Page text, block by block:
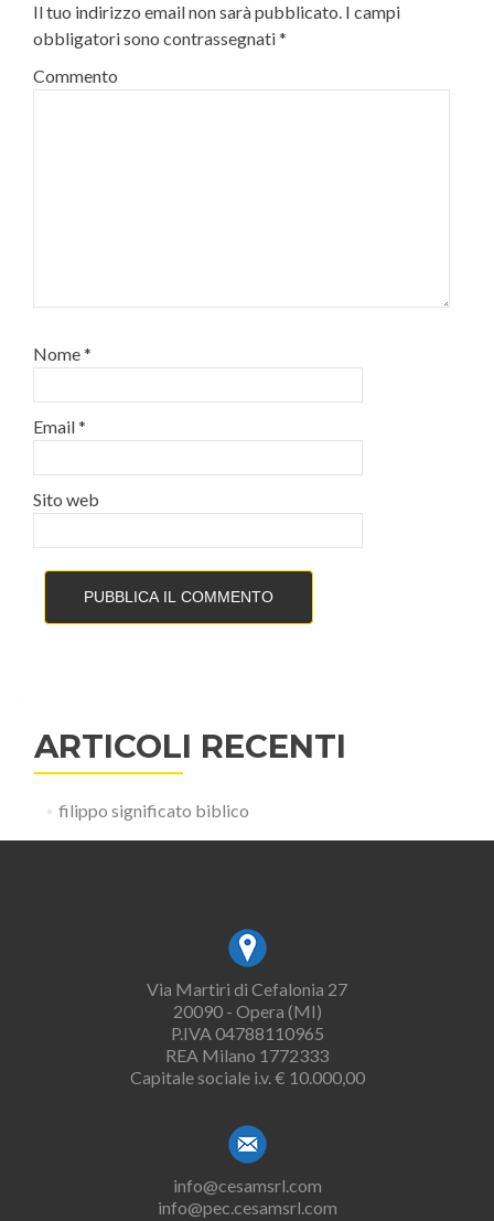
Il tuo indirizzo email non sarà pubblicato. I campi
obbligatori sono contrassegnati*
Commento
Nome*
Email*
Sito web
ARTICOLI RECENTI
filippo significato biblico
Via Martiri di Cefalonia 27
20090 - Opera (MI)
P.IVA 04788110965
REA Milano 1772333
Capitale sociale i.v. € 10.000,00
info@cesamsrl.com
info@pec.cesamsrl.com